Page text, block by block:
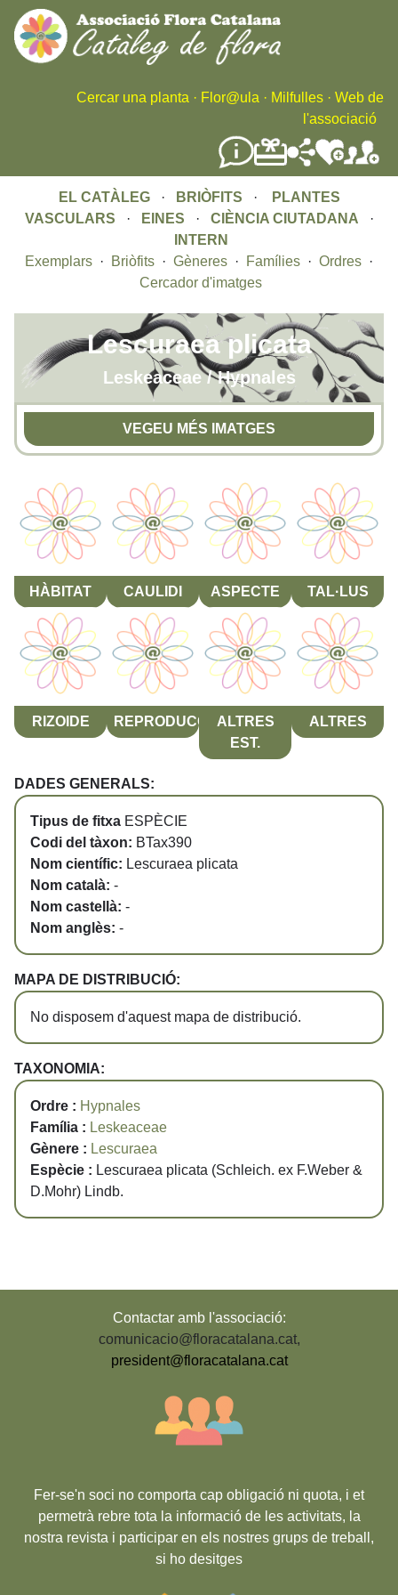
Skip
to
main
content
Cercar una planta · Flor@ula · Milfulles · Web de
l'associació
EL CATÀLEG· BRIÒFITS ·
PLANTES
VASCULARS · EINES · CIÈNCIA CIUTADANA ·
INTERN
Exemplars · Briòfits · Gèneres · Famílies · Ordres ·
Cercador d'imatges
Lescuraea plicata
Leskeaceae / Hypnales
VEGEU MÉS IMATGES
HÀBITAT CAULIDI ASPECTE TAL·LUS
RIZOIDE REPRODUCCIÓALTRES
EST.
ALTRES
DADES GENERALS:
Tipus de fitxa ESPÈCIE
Codi del tàxon: BTax390
Nom científic: Lescuraea plicata
Nom català: -
Nom castellà: -
Nom anglès: -
MAPA DE DISTRIBUCIÓ:
No disposem d'aquest mapa de distribució.
TAXONOMIA:
Ordre : Hypnales
Família : Leskeaceae
Gènere : Lescuraea
Espècie : Lescuraea plicata (Schleich. ex F.Weber &
D.Mohr) Lindb.
Contactar amb l'associació:
comunicacio@floracatalana.cat,
president@floracatalana.cat
Fer-se'n soci no comporta cap obligació ni quota, i et
permetrà rebre tota la informació de les activitats, la
nostra revista i participar en els nostres grups de treball,
si ho desitges